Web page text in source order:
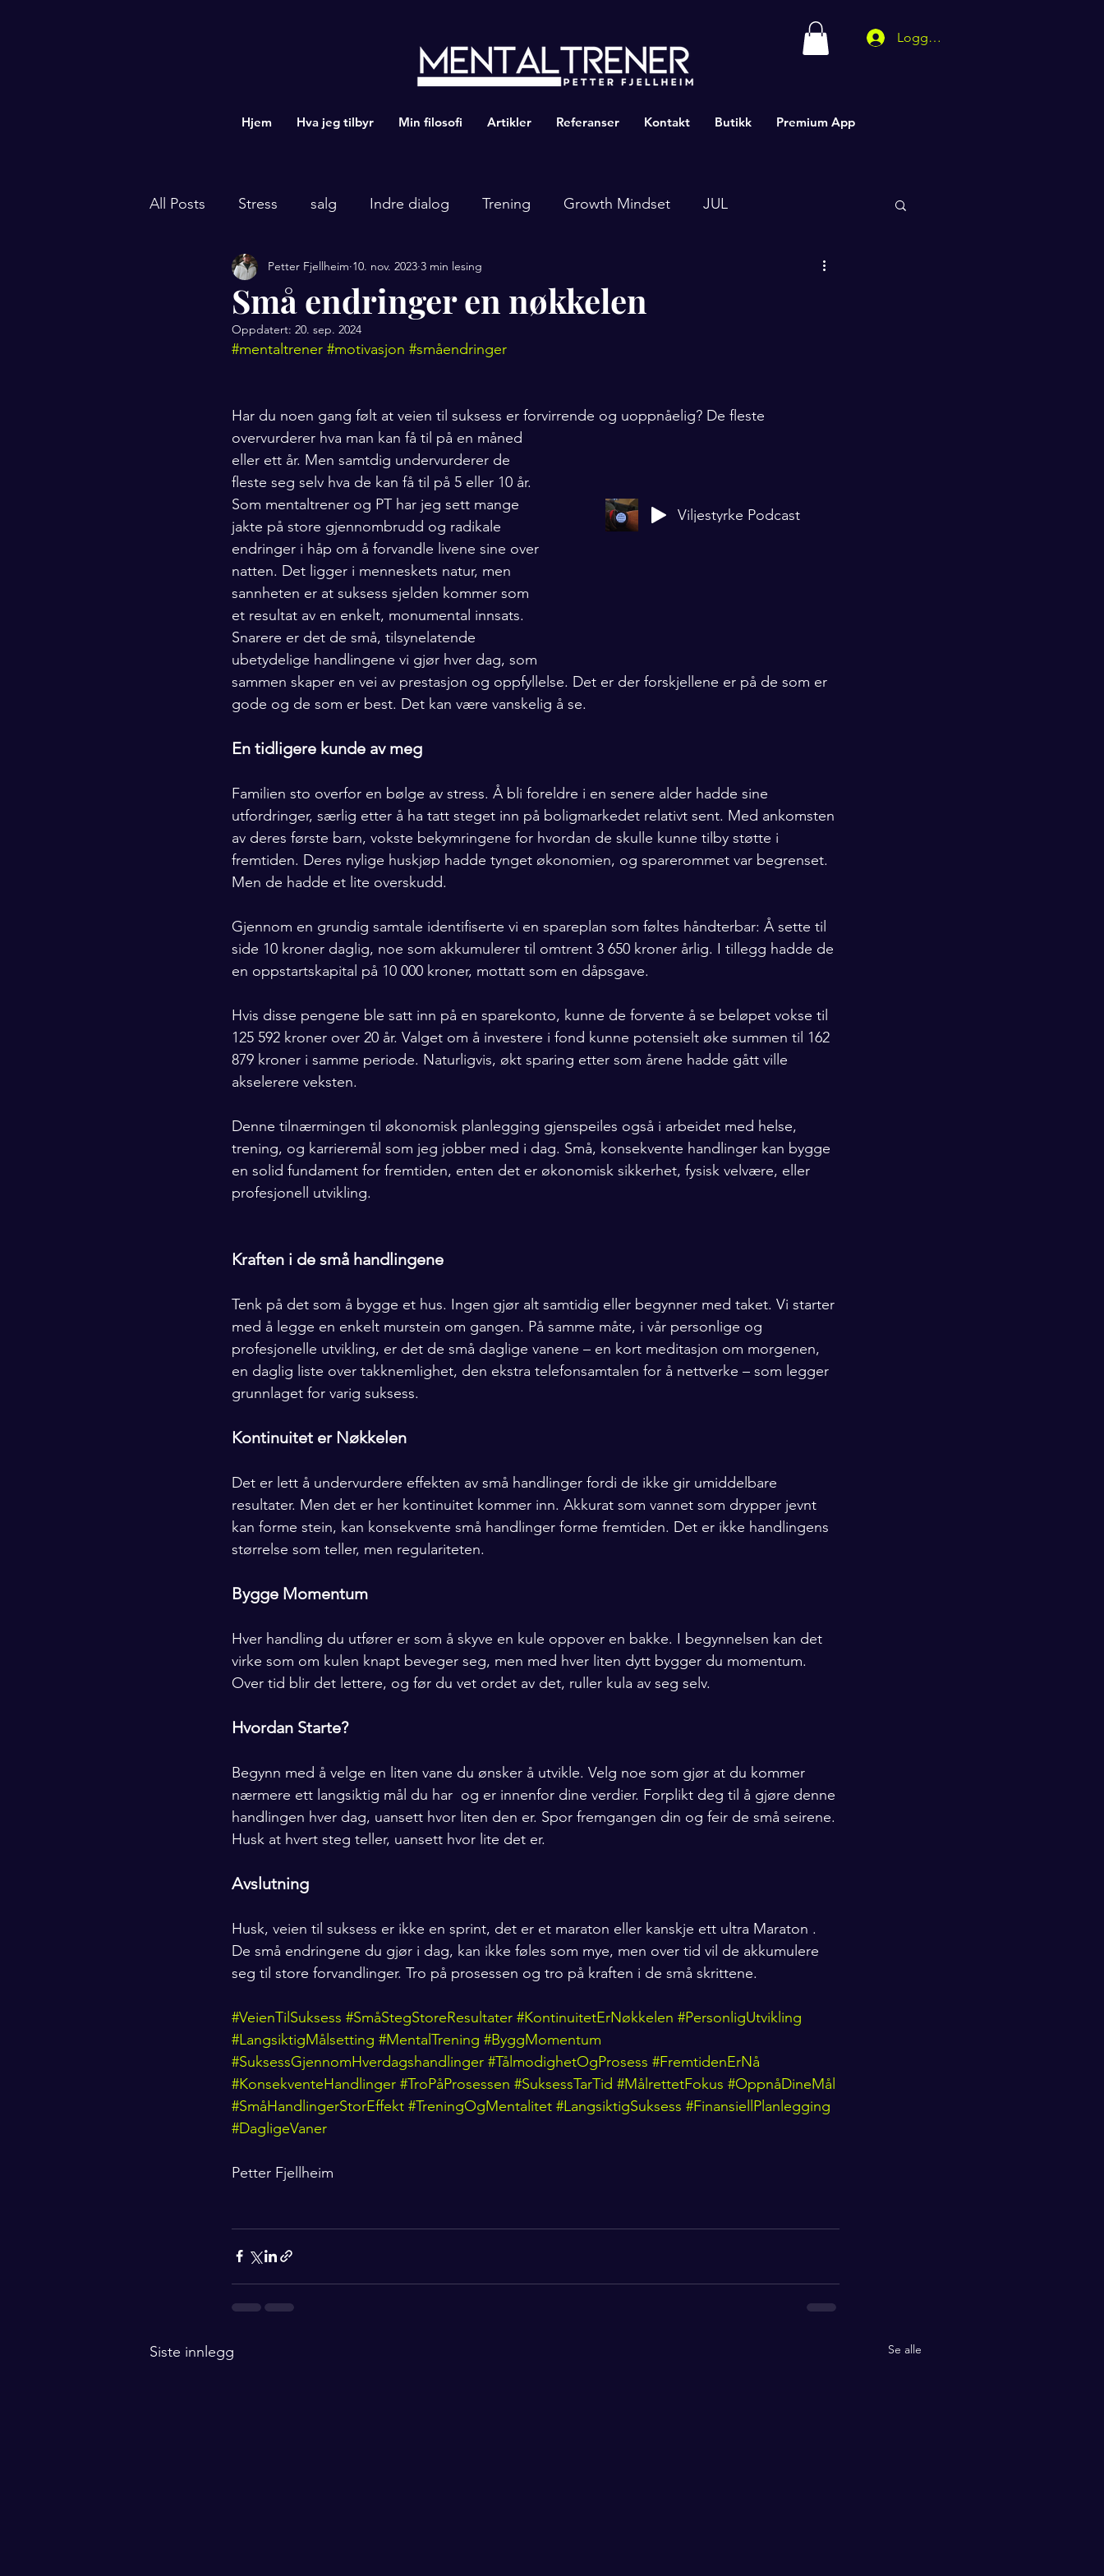
Logg inn
Hjem Hva jeg tilbyr Min filosofi Artikler Referanser Kontakt Butikk Premium App
All Posts Stress salg Indre dialog Trening Growth Mindset JUL
kommunikasjon med farger
Små endringer en nøkkelen
Petter Fjellheim 10. nov. 2023 3 min lesing
Oppdatert: 20. sep. 2024
#mentaltrener #motivasjon #småendringer
Har du noen gang følt at veien til suksess er forvirrende og uoppnåelig? De fleste
overvurderer hva man kan få til på en måned
eller ett år. Men samtdig undervurderer de
fleste seg selv hva de kan få til på 5 eller 10 år.
Som mentaltrener og PT har jeg sett mange
jakte på store gjennombrudd og radikale
endringer i håp om å forvandle livene sine over
natten. Det ligger i menneskets natur, men
sannheten er at suksess sjelden kommer som
et resultat av en enkelt, monumental innsats.
Snarere er det de små, tilsynelatende
ubetydelige handlingene vi gjør hver dag, som
sammen skaper en vei av prestasjon og oppfyllelse. Det er der forskjellene er på de som er
gode og de som er best. Det kan være vanskelig å se.
En tidligere kunde av meg
Familien sto overfor en bølge av stress. Å bli foreldre i en senere alder hadde sine
utfordringer, særlig etter å ha tatt steget inn på boligmarkedet relativt sent. Med ankomsten
av deres første barn, vokste bekymringene for hvordan de skulle kunne tilby støtte i
fremtiden. Deres nylige huskjøp hadde tynget økonomien, og sparerommet var begrenset.
Men de hadde et lite overskudd.
Gjennom en grundig samtale identifiserte vi en spareplan som føltes håndterbar: Å sette til
side 10 kroner daglig, noe som akkumulerer til omtrent 3 650 kroner årlig. I tillegg hadde de
en oppstartskapital på 10 000 kroner, mottatt som en dåpsgave.
Hvis disse pengene ble satt inn på en sparekonto, kunne de forvente å se beløpet vokse til
125 592 kroner over 20 år. Valget om å investere i fond kunne potensielt øke summen til 162
879 kroner i samme periode. Naturligvis, økt sparing etter som årene hadde gått ville
akselerere veksten.
Denne tilnærmingen til økonomisk planlegging gjenspeiles også i arbeidet med helse,
trening, og karrieremål som jeg jobber med i dag. Små, konsekvente handlinger kan bygge
en solid fundament for fremtiden, enten det er økonomisk sikkerhet, fysisk velvære, eller
profesjonell utvikling.
Kraften i de små handlingene
Tenk på det som å bygge et hus. Ingen gjør alt samtidig eller begynner med taket. Vi starter
med å legge en enkelt murstein om gangen. På samme måte, i vår personlige og
profesjonelle utvikling, er det de små daglige vanene – en kort meditasjon om morgenen,
en daglig liste over takknemlighet, den ekstra telefonsamtalen for å nettverke – som legger
grunnlaget for varig suksess.
Kontinuitet er Nøkkelen
Det er lett å undervurdere effekten av små handlinger fordi de ikke gir umiddelbare
resultater. Men det er her kontinuitet kommer inn. Akkurat som vannet som drypper jevnt
kan forme stein, kan konsekvente små handlinger forme fremtiden. Det er ikke handlingens
størrelse som teller, men regulariteten.
Bygge Momentum
Hver handling du utfører er som å skyve en kule oppover en bakke. I begynnelsen kan det
virke som om kulen knapt beveger seg, men med hver liten dytt bygger du momentum.
Over tid blir det lettere, og før du vet ordet av det, ruller kula av seg selv.
Hvordan Starte?
Begynn med å velge en liten vane du ønsker å utvikle. Velg noe som gjør at du kommer
nærmere ett langsiktig mål du har  og er innenfor dine verdier. Forplikt deg til å gjøre denne
handlingen hver dag, uansett hvor liten den er. Spor fremgangen din og feir de små seirene.
Husk at hvert steg teller, uansett hvor lite det er.
Avslutning
Husk, veien til suksess er ikke en sprint, det er et maraton eller kanskje ett ultra Maraton .
De små endringene du gjør i dag, kan ikke føles som mye, men over tid vil de akkumulere
seg til store forvandlinger. Tro på prosessen og tro på kraften i de små skrittene.
#VeienTilSuksess #SmåStegStoreResultater #KontinuitetErNøkkelen #PersonligUtvikling
#LangsiktigMålsetting #MentalTrening #ByggMomentum
#SuksessGjennomHverdagshandlinger #TålmodighetOgProsess #FremtidenErNå
#KonsekventeHandlinger #TroPåProsessen #SuksessTarTid #MålrettetFokus #OppnåDineMål
#SmåHandlingerStorEffekt #TreningOgMentalitet #LangsiktigSuksess #FinansiellPlanlegging
#DagligeVaner
Petter Fjellheim
Siste innlegg Se alle
Viljestyrke Podcast